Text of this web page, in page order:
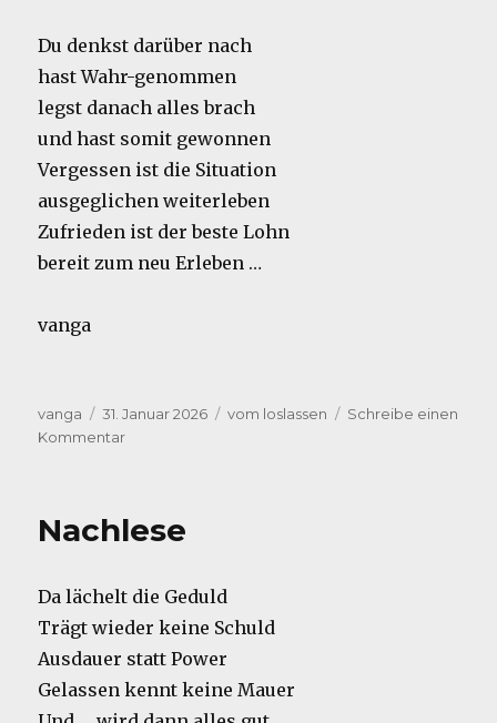
Du denkst darüber nach
hast Wahr-genommen
legst danach alles brach
und hast somit gewonnen
Vergessen ist die Situation
ausgeglichen weiterleben
Zufrieden ist der beste Lohn
bereit zum neu Erleben …
vanga
Autor
vanga
Veröffentlicht
am
31. Januar 2026 Kategorien
vom loslassen
Schreibe einen
Kommentarzu
Nachlese
Da lächelt die Geduld
Trägt wieder keine Schuld
Ausdauer statt Power
Gelassen kennt keine Mauer